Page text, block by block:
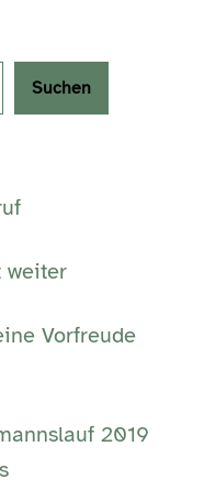
Suchen
weiter
Vorfreude
2019